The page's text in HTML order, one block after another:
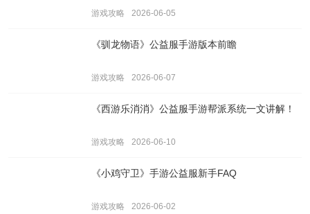
游戏攻略 2026-06-05
《驯龙物语》公益服手游版本前瞻
游戏攻略 2026-06-07
《西游乐消消》公益服手游帮派系统一文讲解！
游戏攻略 2026-06-10
《小鸡守卫》手游公益服新手FAQ
游戏攻略 2026-06-02